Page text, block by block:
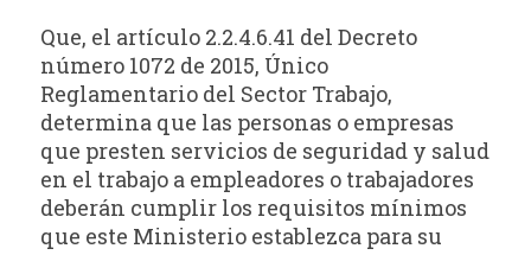
Que, el artículo 2.2.4.6.41 del Decreto
número 1072 de 2015, Único
Reglamentario del Sector Trabajo,
determina que las personas o empresas
que presten servicios de seguridad y salud
en el trabajo a empleadores o trabajadores
deberán cumplir los requisitos mínimos
que este Ministerio establezca para su